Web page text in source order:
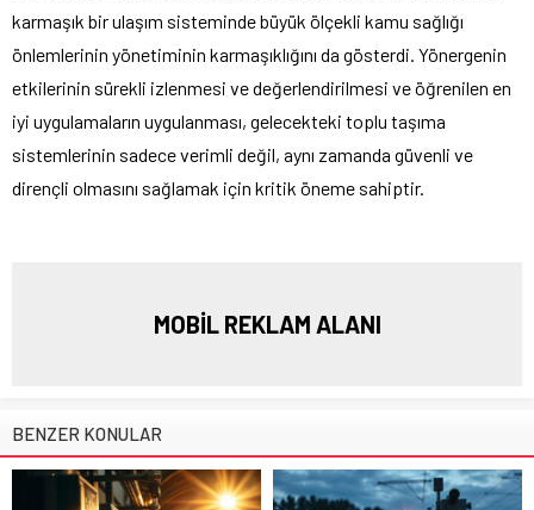
karmaşık bir ulaşım sisteminde büyük ölçekli kamu sağlığı
önlemlerinin yönetiminin karmaşıklığını da gösterdi. Yönergenin
etkilerinin sürekli izlenmesi ve değerlendirilmesi ve öğrenilen en
iyi uygulamaların uygulanması, gelecekteki toplu taşıma
sistemlerinin sadece verimli değil, aynı zamanda güvenli ve
dirençli olmasını sağlamak için kritik öneme sahiptir.
MOBİL REKLAM ALANI
BENZER KONULAR